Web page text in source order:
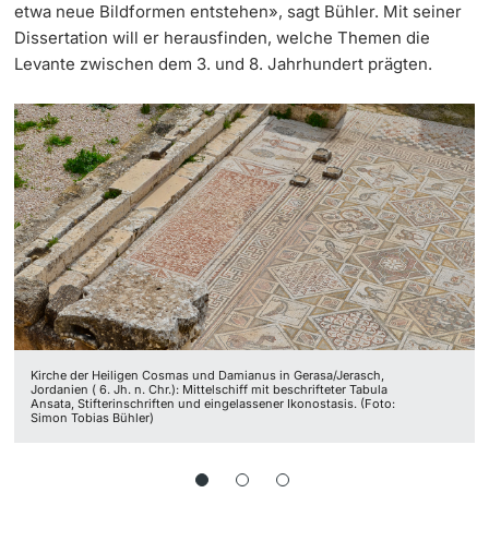
etwa neue Bildformen entstehen», sagt Bühler. Mit seiner
Dissertation will er herausfinden, welche Themen die
Levante zwischen dem 3. und 8. Jahrhundert prägten.
Kirche der Heiligen Cosmas und Damianus in Gerasa/Jerasch,
Jordanien ( 6. Jh. n. Chr.): Mittelschiff mit beschrifteter Tabula
Ansata, Stifterinschriften und eingelassener Ikonostasis. (Foto:
Simon Tobias Bühler)